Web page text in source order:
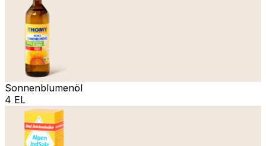
Sonnenblumenöl
4 EL